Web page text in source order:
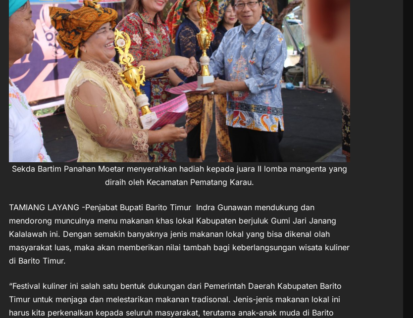
Sekda Bartim Panahan Moetar menyerahkan hadiah kepada juara II lomba mangenta yang
diraih oleh Kecamatan Pematang Karau.
TAMIANG LAYANG -Penjabat Bupati Barito Timur Indra Gunawan mendukung dan
mendorong munculnya menu makanan khas lokal Kabupaten berjuluk Gumi Jari Janang
Kalalawah ini. Dengan semakin banyaknya jenis makanan lokal yang bisa dikenal olah
masyarakat luas, maka akan memberikan nilai tambah bagi keberlangsungan wisata kuliner
di Barito Timur.
“Festival kuliner ini salah satu bentuk dukungan dari Pemerintah Daerah Kabupaten Barito
Timur untuk menjaga dan melestarikan makanan tradisonal. Jenis-jenis makanan lokal ini
harus kita perkenalkan kepada seluruh masyarakat, terutama anak-anak muda di Barito